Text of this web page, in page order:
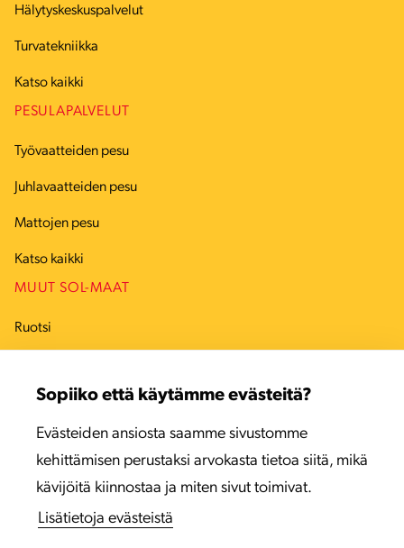
Sopiiko että käytämme evästeitä?
Evästeiden ansiosta saamme sivustomme
kehittämisen perustaksi arvokasta tietoa siitä, mikä
kävijöitä kiinnostaa ja miten sivut toimivat.
Lisätietoja evästeistä
Hälytyskeskuspalvelut
Turvatekniikka
Katso kaikki
PESULAPALVELUT
Työvaatteiden pesu
Juhlavaatteiden pesu
Mattojen pesu
Katso kaikki
MUUT SOL-MAAT
Ruotsi
Viro
Latvia